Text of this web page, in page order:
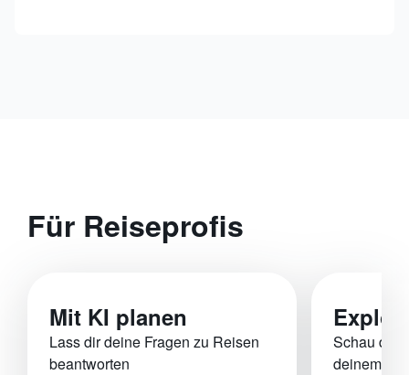
Für Reiseprofis
Mit KI planen
Lass dir deine Fragen zu Reisen
beantworten
Schau dir
deinem